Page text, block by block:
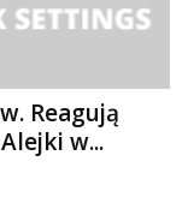
Reagują
w...